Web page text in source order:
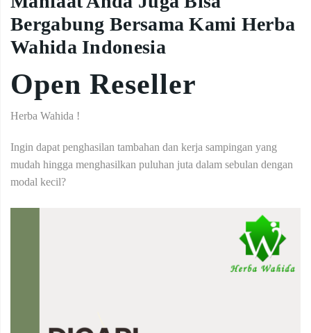
Bergabung Bersama Kami Herba
Wahida Indonesia
Open Reseller
Herba Wahida !
Ingin dapat penghasilan tambahan dan kerja sampingan yang
mudah hingga menghasilkan puluhan juta dalam sebulan dengan
modal kecil?